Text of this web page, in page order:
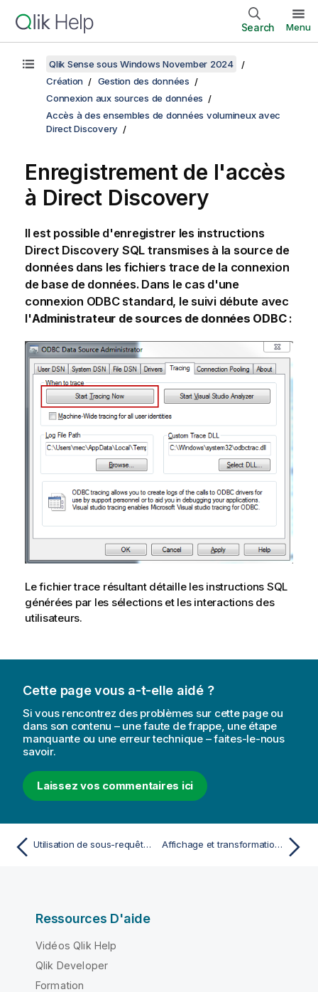
Search Menu
Qlik Sense sous Windows November 2024
Création
Gestion des données
Connexion aux sources de données
Accès à des ensembles de données volumineux avec
Direct Discovery
Enregistrement de l'accès
à Direct Discovery
Il est possible d'enregistrer les instructions
Direct Discovery SQL transmises à la source de
données dans les fichiers trace de la connexion
de base de données. Dans le cas d'une
connexion ODBCstandard, le suivi débute avec
l'Administrateur de sources de données ODBC:
Le fichier trace résultant détaille les instructions SQL
générées par les sélections et les interactions des
utilisateurs.
Cette page vous a-t-elle aidé ?
Si vous rencontrez des problèmes sur cette page ou
dans son contenu – une faute de frappe, une étape
manquante ou une erreur technique – faites-le-nous
savoir.
Laissez vos commentaires ici
Utilisation de sous-requêtes avec Direct Discovery Affichage et transformation du modèle de données
Ressources D'aide
Vidéos Qlik Help
Qlik Developer
Formation